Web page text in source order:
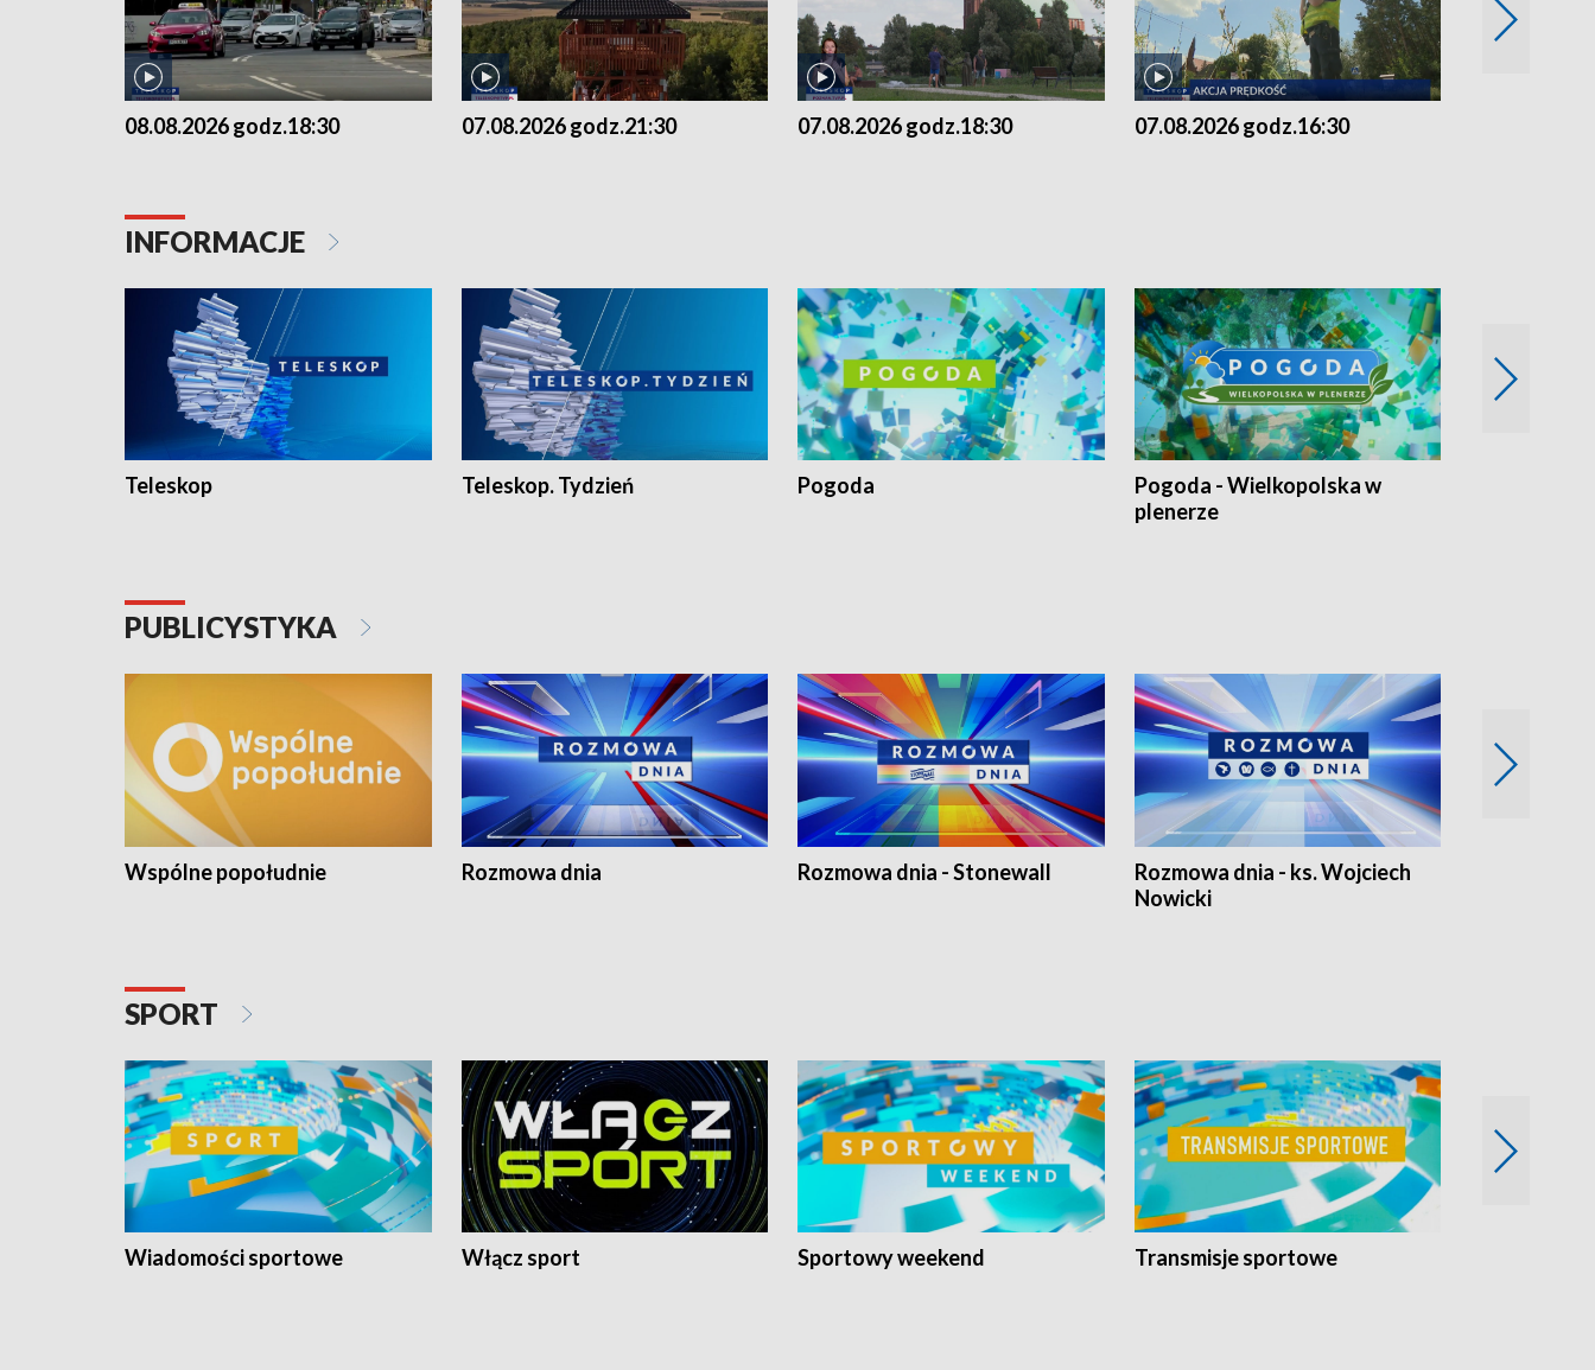
08.08.2026 godz.18:30 07.08.2026 godz.21:30 07.08.2026 godz.18:30 07.08.2026 godz.16:30
INFORMACJE
Teleskop Teleskop. Tydzień Pogoda
Pogoda - Wielkopolska w
plenerze
PUBLICYSTYKA
Wspólne popołudnie Rozmowa dnia Rozmowa dnia - Stonewall
Rozmowa dnia - ks. Wojciech
Nowicki
SPORT
Wiadomości sportowe Włącz sport Sportowy weekend Transmisje sportowe